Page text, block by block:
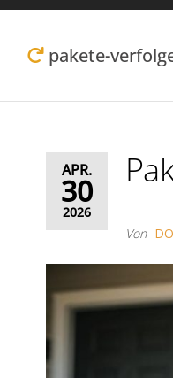
Zum
Inhalt pakete-
APR.
30
2026
Von